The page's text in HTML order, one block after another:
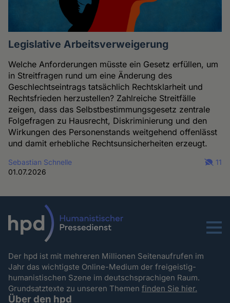
Legislative Arbeitsverweigerung
Welche Anforderungen müsste ein Gesetz erfüllen, um
in Streitfragen rund um eine Änderung des
Geschlechtseintrags tatsächlich Rechtsklarheit und
Rechtsfrieden herzustellen? Zahlreiche Streitfälle
zeigen, dass das Selbstbestimmungsgesetz zentrale
Folgefragen zu Hausrecht, Diskriminierung und den
Wirkungen des Personenstands weitgehend offenlässt
und damit erhebliche Rechtsunsicherheiten erzeugt.
Sebastian Schnelle
01.07.2026
11
Menu
Der hpd ist mit mehreren Millionen Seitenaufrufen im
Jahr das wichtigste Online-Medium der freigeistig-
humanistischen Szene im deutschsprachigen Raum.
Grundsatztexte zu unseren Themenfinden Sie hier.
Über den hpd